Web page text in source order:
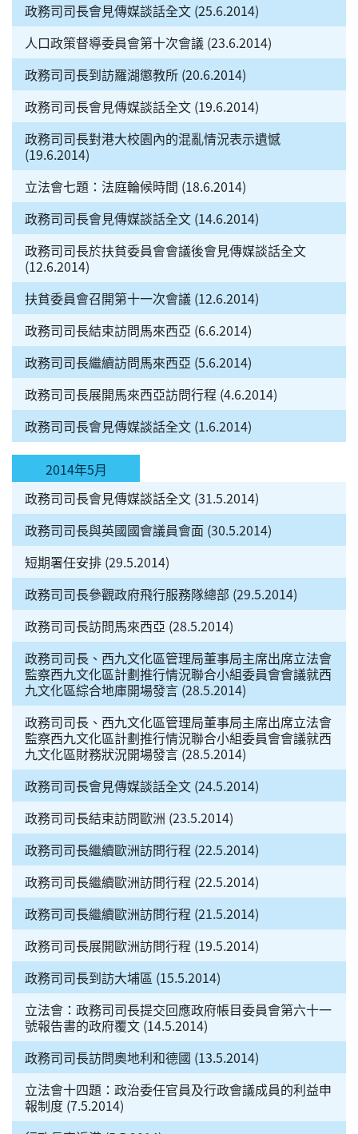
政務司司長會見傳媒談話全文 (25.6.2014)
人口政策督導委員會第十次會議 (23.6.2014)
政務司司長到訪羅湖懲教所 (20.6.2014)
政務司司長會見傳媒談話全文 (19.6.2014)
政務司司長對港大校園內的混亂情況表示遺憾
(19.6.2014)
立法會七題：法庭輪候時間 (18.6.2014)
政務司司長會見傳媒談話全文 (14.6.2014)
政務司司長於扶貧委員會會議後會見傳媒談話全文
(12.6.2014)
扶貧委員會召開第十一次會議 (12.6.2014)
政務司司長結束訪問馬來西亞 (6.6.2014)
政務司司長繼續訪問馬來西亞 (5.6.2014)
政務司司長展開馬來西亞訪問行程 (4.6.2014)
政務司司長會見傳媒談話全文 (1.6.2014)
2014年5月
政務司司長會見傳媒談話全文 (31.5.2014)
政務司司長與英國國會議員會面 (30.5.2014)
短期署任安排 (29.5.2014)
政務司司長參觀政府飛行服務隊總部 (29.5.2014)
政務司司長訪問馬來西亞 (28.5.2014)
政務司司長、西九文化區管理局董事局主席出席立法會
監察西九文化區計劃推行情況聯合小組委員會會議就西
九文化區綜合地庫開場發言 (28.5.2014)
政務司司長、西九文化區管理局董事局主席出席立法會
監察西九文化區計劃推行情況聯合小組委員會會議就西
九文化區財務狀況開場發言 (28.5.2014)
政務司司長會見傳媒談話全文 (24.5.2014)
政務司司長結束訪問歐洲 (23.5.2014)
政務司司長繼續歐洲訪問行程 (22.5.2014)
政務司司長繼續歐洲訪問行程 (22.5.2014)
政務司司長繼續歐洲訪問行程 (21.5.2014)
政務司司長展開歐洲訪問行程 (19.5.2014)
政務司司長到訪大埔區 (15.5.2014)
立法會：政務司司長提交回應政府帳目委員會第六十一
號報告書的政府覆文 (14.5.2014)
政務司司長訪問奧地利和德國 (13.5.2014)
立法會十四題：政治委任官員及行政會議成員的利益申
報制度 (7.5.2014)